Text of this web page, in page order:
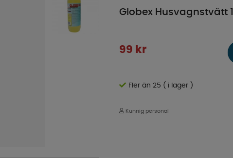
Globex Husvagnstvätt
99 kr
Fler än 25 ( i lager )
Kunnig personal